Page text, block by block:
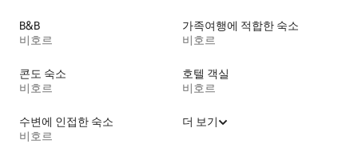
B&B
비호르
가족여행에 적합한 숙소
비호르
콘도 숙소
비호르
호텔 객실
비호르
수변에 인접한 숙소
비호르
더 보기